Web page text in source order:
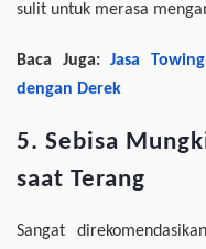
sulit untuk merasa
Baca Juga:Jasa
dengan Derek
5. Sebisa
saat Terang
Sangat